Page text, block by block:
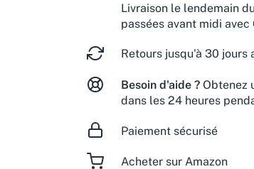
Livraison le lendemain
passées avant midi avec
Retours jusqu'à 30 jours
Besoin d'aide ? Obtenez
dans les 24 heures
Paiement sécurisé
Acheter sur Amazon